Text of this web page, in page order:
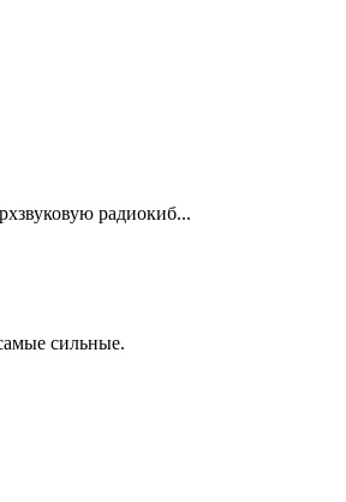
радиокиб...
сильные.